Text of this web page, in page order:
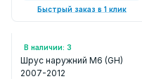
Быстрый заказ в 1 клик
В наличии: 3
Арт.: MA052
Шрус наружний M6 (GH)
2007-2012